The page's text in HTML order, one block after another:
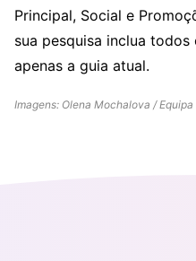
Principal, Social e
sua pesquisa inclua
apenas a guia atual.
Imagens: Olena Mochalova / Equipa